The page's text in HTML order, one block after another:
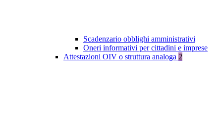
Scadenzario obblighi amministrativi
Oneri informativi per cittadini e imprese
Attestazioni OIV o struttura analoga 2